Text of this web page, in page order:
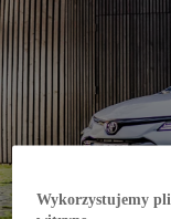
Wykorzystujemy